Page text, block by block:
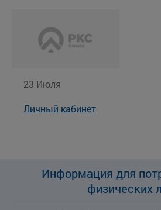
Информация для
физических
23 Июля
Личный кабинет